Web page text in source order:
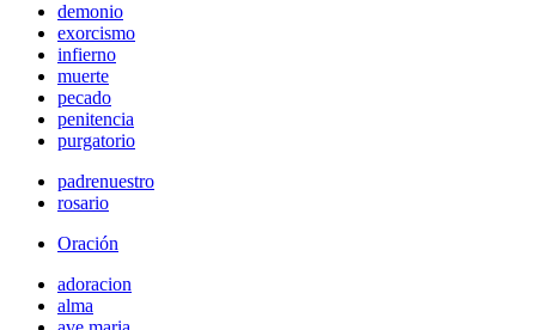
demonio
exorcismo
infierno
muerte
pecado
penitencia
purgatorio
padrenuestro
rosario
Oración
adoracion
alma